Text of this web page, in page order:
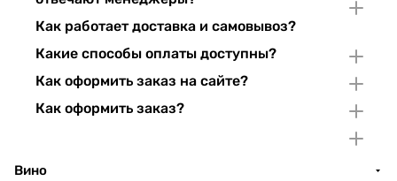
Как работает доставка и самовывоз?
Какие способы оплаты доступны?
Как оформить заказ на сайте?
Как оформить заказ?
Вино